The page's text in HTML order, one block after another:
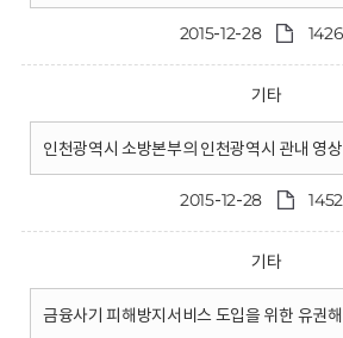
2015-12-28
기타
인천광역시 소방본부의 인천광역시 관내 영
2015-12-28
기타
금융사기 피해방지서비스 도입을 위한 유권